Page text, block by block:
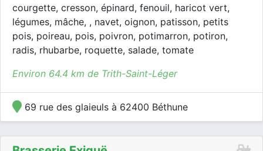
courgette, cresson, épinard, fenouil, haricot vert,
légumes, mâche, , navet, oignon, patisson, petits
pois, poireau, pois, poivron, potimarron, potiron,
radis, rhubarbe, roquette, salade, tomate
Environ 64.4 km de Trith-Saint-Léger
69 rue des glaieuls à 62400 Béthune